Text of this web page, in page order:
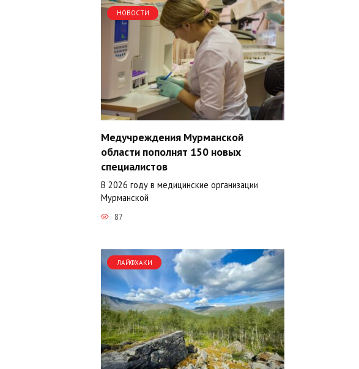
НОВОСТИ
Медучреждения Мурманской
области пополнят 150 новых
специалистов
В 2026 году в медицинские организации
Мурманской
87
ЛАЙФХАКИ